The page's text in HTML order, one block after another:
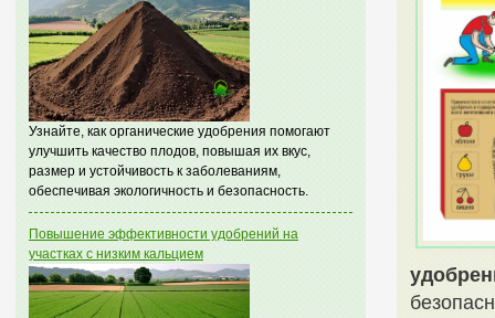
Узнайте, как органические удобрения помогают
улучшить качество плодов, повышая их вкус,
размер и устойчивость к заболеваниям,
обеспечивая экологичность и безопасность.
Повышение эффективности удобрений на
участках с низким кальцием